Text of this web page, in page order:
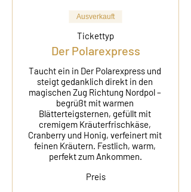
Ausverkauft
Tickettyp
Der Polarexpress
Taucht ein in Der Polarexpress und
steigt gedanklich direkt in den
magischen Zug Richtung Nordpol –
begrüßt mit warmen
Blätterteigsternen, gefüllt mit
cremigem Kräuterfrischkäse,
Cranberry und Honig, verfeinert mit
feinen Kräutern. Festlich, warm,
perfekt zum Ankommen.
Preis